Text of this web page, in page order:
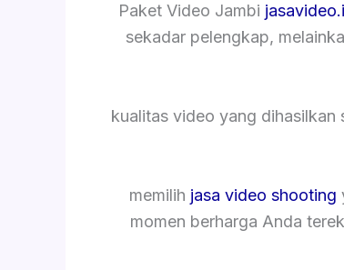
Paket Video Jambi
sekadar pelengkap,
kualitas video yang dihasilkan
memilih jasa video shooting
momen berharga Anda